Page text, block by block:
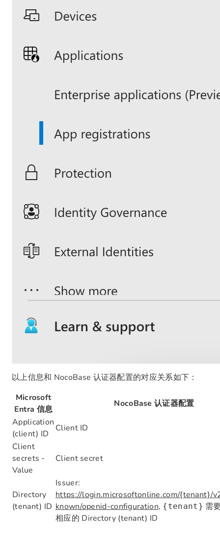
以上信息和 NocoBase 认证器配置的对应关系如下：
Microsoft
Entra 信息
NocoBase 认证器配置
Application
(client) ID
Client ID
Client
secrets -
Value
Client secret
Directory
(tenant) ID
Issuer:
https://login.microsoftonline.com/{tenant}/
known/openid-configuration, {tenant} 需
相应的 Directory (tenant) ID